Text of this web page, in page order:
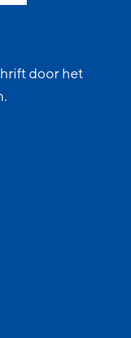
door het